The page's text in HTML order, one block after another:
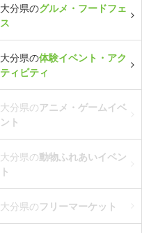
大分県のグルメ・フードフェ
ス
大分県の体験イベント・アク
ティビティ
大分県のアニメ・ゲームイベ
ント
大分県の動物ふれあいイベン
ト
大分県のフリーマーケット